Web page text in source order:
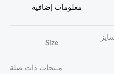
معلومات إضافية
Size
منتجات ذات صلة